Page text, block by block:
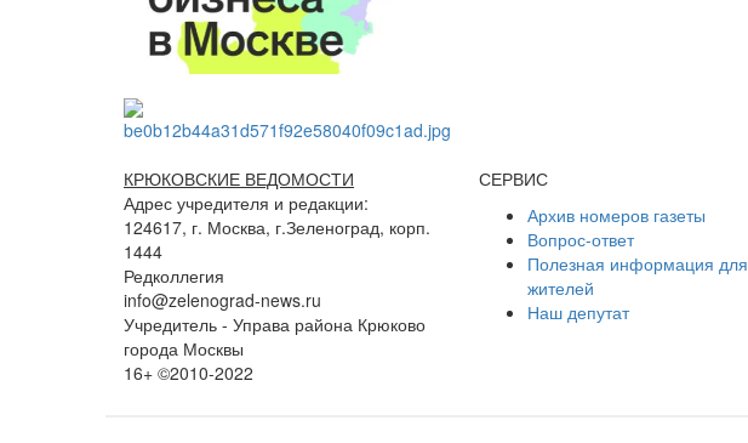
КРЮКОВСКИЕ ВЕДОМОСТИ
Адрес учредителя и редакции:
124617, г. Москва, г.Зеленоград, корп.
1444
Редколлегия
info@zelenograd-news.ru
Учредитель - Управа района Крюково
города Москвы
16+ ©2010-2022
СЕРВИС
Архив номеров газеты
Вопрос-ответ
Полезная информация для
жителей
Наш депутат